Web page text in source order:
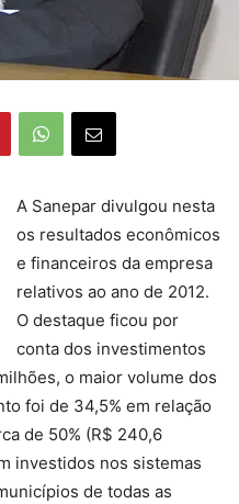
A Sanepar divulgou nesta
os resultados econômicos
e financeiros da empresa
relativos ao ano de 2012.
O destaque ficou por
conta dos investimentos
o maior volume dos
foi de 34,5% em relação
de 50% (R$ 240,6
investidos nos sistemas
de todas as